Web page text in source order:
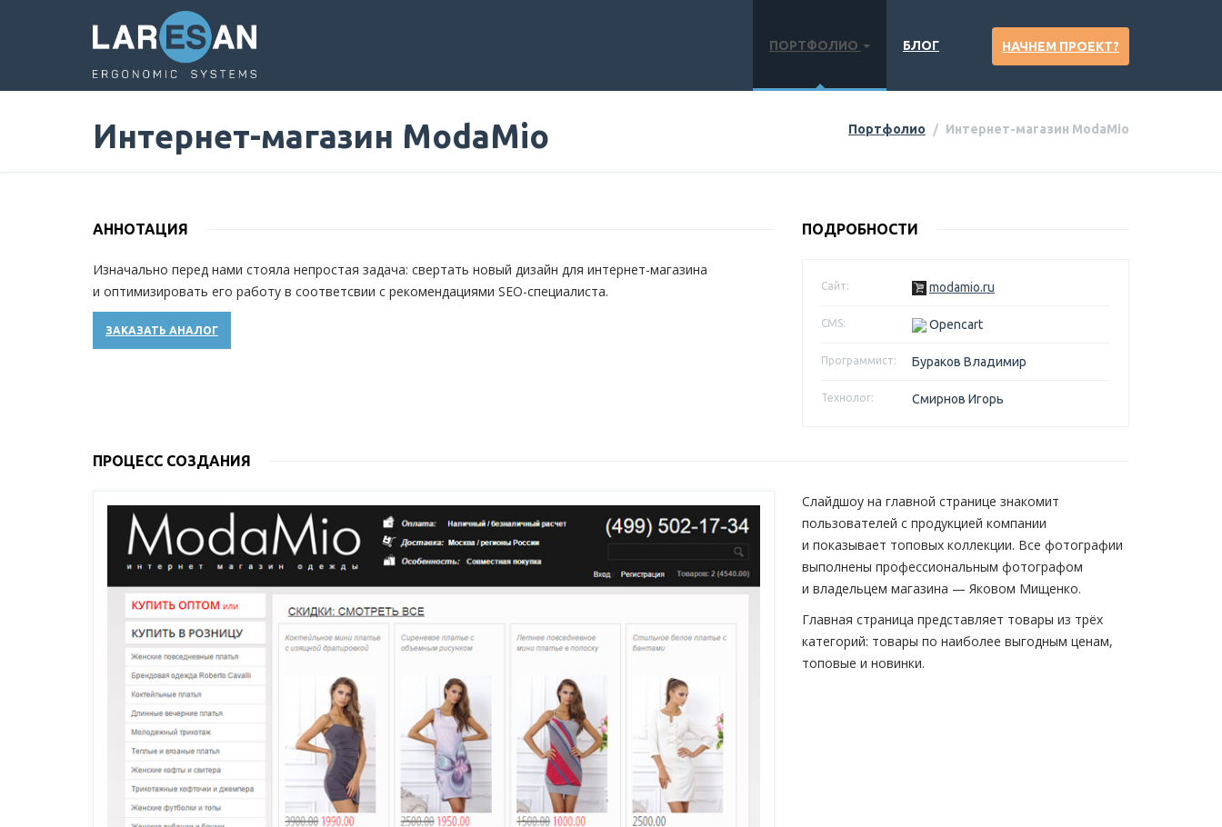
ПОРТФОЛИО БЛОГ НАЧНЕМ ПРОЕКТ?
Интернет-магазин ModaMio Портфолио Интернет-магазин ModaMio
АННОТАЦИЯ
Изначально перед нами стояла непростая задача: свертать новый дизайн для интернет-магазина
и оптимизировать его работу в соответсвии с рекомендациями SEO-специалиста.
ЗАКАЗАТЬ АНАЛОГ
ПОДРОБНОСТИ
Сайт: modamio.ru
CMS: Opencart
Программист: Бураков Владимир
Технолог: Смирнов Игорь
ПРОЦЕСС СОЗДАНИЯ
Слайдшоу на главной странице знакомит
пользователей с продукцией компании
и показывает топовых коллекции. Все фотографии
выполнены профессиональным фотографом
и владельцем магазина — Яковом Мищенко.
Главная страница представляет товары из трёх
категорий: товары по наиболее выгодным ценам,
топовые и новинки.